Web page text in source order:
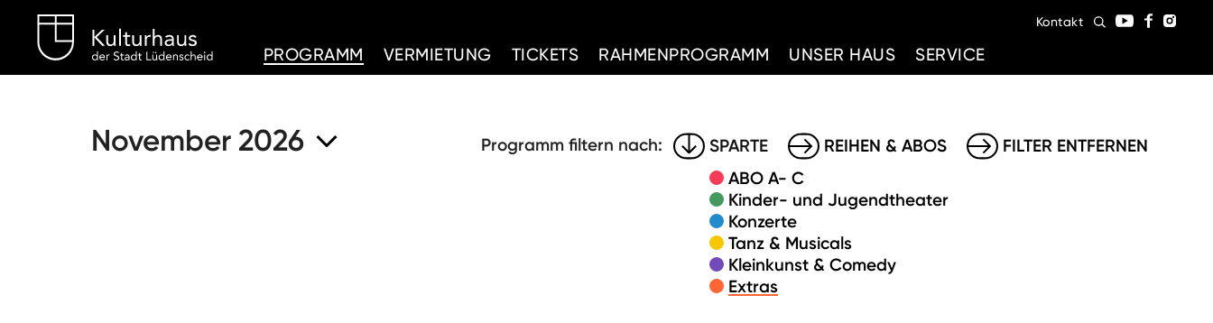
PROGRAMM
VERMIETUNG TICKETS RAHMENPROGRAMM UNSER HAUS SERVICE
Kontakt
November 2026 Programm filtern nach:
SPARTE
ABO A- C
Kinder- und Jugendtheater
Konzerte
Tanz & Musicals
Kleinkunst & Comedy
Extras
REIHEN & ABOS FILTER ENTFERNEN